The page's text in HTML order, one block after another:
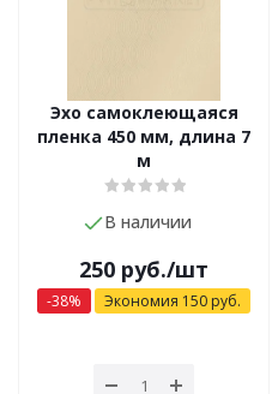
Эхо самоклеющаяся
пленка 450 мм, длина 7
м
В наличии
250 руб./шт
-38% Экономия 150 руб.